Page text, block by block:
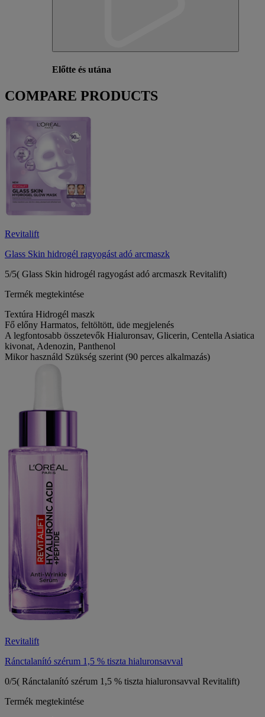
Előtte és utána
COMPARE PRODUCTS
Revitalift
Glass Skin hidrogél ragyogást adó arcmaszk
5/5( Glass Skin hidrogél ragyogást adó arcmaszk Revitalift)
Termék megtekintése
Textúra Hidrogél maszk
Fő előny Harmatos, feltöltött, üde megjelenés
A legfontosabb összetevők Hialuronsav, Glicerin, Centella Asiatica
kivonat, Adenozin, Panthenol
Mikor használd Szükség szerint (90 perces alkalmazás)
Revitalift
Ránctalanító szérum 1,5 % tiszta hialuronsavval
0/5( Ránctalanító szérum 1,5 % tiszta hialuronsavval Revitalift)
Termék megtekintése